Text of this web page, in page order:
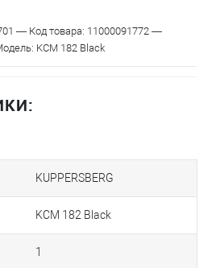
— Код товара: 11000091772 —
KCM 182 Black
KUPPERSBERG
KCM 182 Black
1